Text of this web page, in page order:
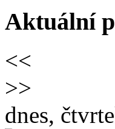
Aktuální
<<
>>
dnes,